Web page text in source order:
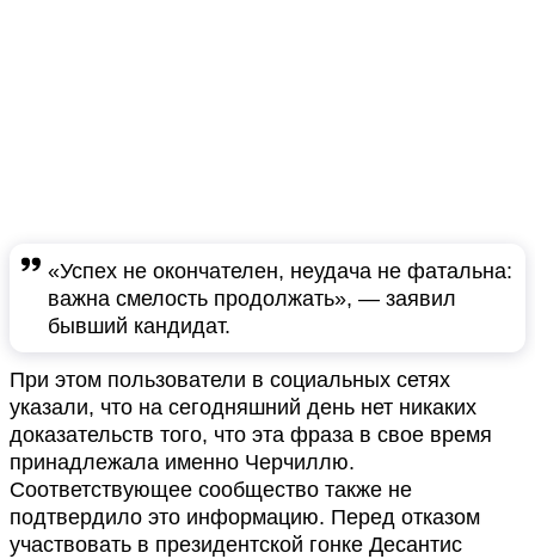
«Успех не окончателен, неудача не фатальна:
важна смелость продолжать», — заявил
бывший кандидат.
При этом пользователи в социальных сетях
указали, что на сегодняшний день нет никаких
доказательств того, что эта фраза в свое время
принадлежала именно Черчиллю.
Соответствующее сообщество также не
подтвердило это информацию. Перед отказом
участвовать в президентской гонке Десантис